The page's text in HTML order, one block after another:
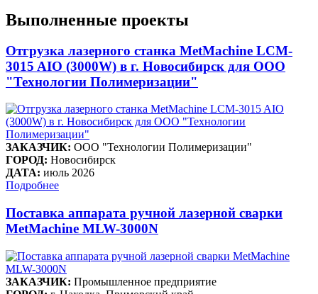
Выполненные проекты
Отгрузка лазерного станка MetMachine LCM-
3015 AIO (3000W) в г. Новосибирск для ООО
"Технологии Полимеризации"
ЗАКАЗЧИК: ООО "Технологии Полимеризации"
ГОРОД: Новосибирск
ДАТА: июль 2026
Подробнее
Поставка аппарата ручной лазерной сварки
MetMachine MLW-3000N
ЗАКАЗЧИК: Промышленное предприятие